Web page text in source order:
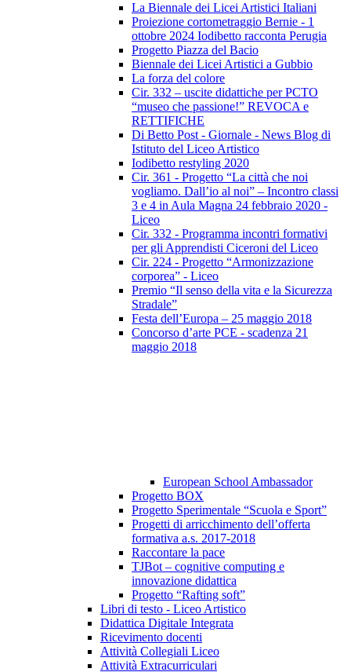
La Biennale dei Licei Artistici Italiani
Proiezione cortometraggio Bernie - 1
ottobre 2024 Iodibetto racconta Perugia
Progetto Piazza del Bacio
Biennale dei Licei Artistici a Gubbio
La forza del colore
Cir. 332 – uscite didattiche per PCTO
“museo che passione!” REVOCA e
RETTIFICHE
Di Betto Post - Giornale - News Blog di
Istituto del Liceo Artistico
Iodibetto restyling 2020
Cir. 361 - Progetto “La città che noi
vogliamo. Dall’io al noi” – Incontro classi
3 e 4 in Aula Magna 24 febbraio 2020 -
Liceo
Cir. 332 - Programma incontri formativi
per gli Apprendisti Ciceroni del Liceo
Cir. 224 - Progetto “Armonizzazione
corporea” - Liceo
Premio “Il senso della vita e la Sicurezza
Stradale”
Festa dell’Europa – 25 maggio 2018
Concorso d’arte PCE - scadenza 21
maggio 2018
European School Ambassador
Progetto BOX
Progetto Sperimentale “Scuola e Sport”
Progetti di arricchimento dell’offerta
formativa a.s. 2017-2018
Raccontare la pace
TJBot – cognitive computing e
innovazione didattica
Progetto “Rafting soft”
Libri di testo - Liceo Artistico
Didattica Digitale Integrata
Ricevimento docenti
Attività Collegiali Liceo
Attività Extracurriculari